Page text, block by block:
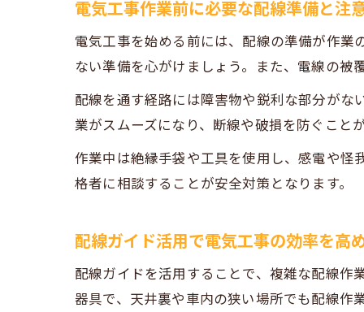
電気工事作業前に必要な配線準備と注
電気工事を始める前には、配線の準備が作
ない準備を心がけましょう。また、電線の被
配線を通す経路には障害物や鋭利な部分が
業がスムーズになり、断線や破損を防ぐことが
作業中は絶縁手袋や工具を使用し、感電や怪
格者に相談することが安全対策となります。
配線ガイド活用で電気工事の効率を高
配線ガイドを活用することで、複雑な配線作
器具で、天井裏や車内の狭い場所でも配線作